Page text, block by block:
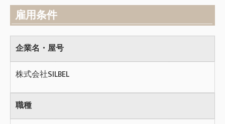
雇用条件
企業名・屋号
株式会社SILBEL
職種